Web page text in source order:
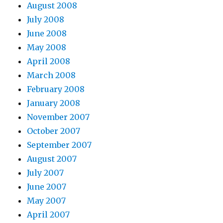
August 2008
July 2008
June 2008
May 2008
April 2008
March 2008
February 2008
January 2008
November 2007
October 2007
September 2007
August 2007
July 2007
June 2007
May 2007
April 2007